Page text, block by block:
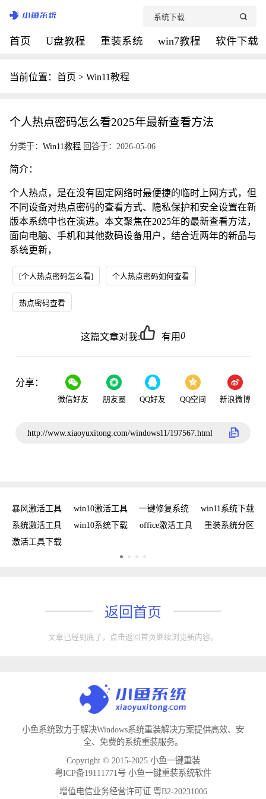
首页 U盘教程 重装系统 win7教程 软件下载
当前位置： 首页 > Win11教程
个人热点密码怎么看2025年最新查看方法
分类于： Win11教程 回答于：2026-05-06
简介：
个人热点，是在没有固定网络时最便捷的临时上网方式，但
不同设备对热点密码的查看方式、隐私保护和安全设置在新
版本系统中也在演进。本文聚焦在2025年的最新查看方法，
面向电脑、手机和其他数码设备用户，结合近两年的新品与
系统更新，
[个人热点密码怎么看] 个人热点密码如何查看
热点密码查看
这篇文章对我: 有用0
分享：
微信好友 朋友圈 QQ好友 QQ空间 新浪微博
http://www.xiaoyuxitong.com/windows11/197567.html
暴风激活工具 win10激活工具 一键修复系统
win11系统下载
系统激活工具
win10系统下载 office激活工具
重装系统分区
激活工具下载
返回首页
文章已经到底了，点击返回首页继续浏览新内容。
小鱼系统致力于解决Windows系统重装解决方案提供高效、安
全、免费的系统重装服务。
Copyright © 2015-2025 小鱼一键重装
粤ICP备19111771号 小鱼一键重装系统软件
增值电信业务经营许可证 粤B2-20231006